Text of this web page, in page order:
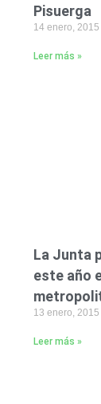
Pisuerga
14 enero, 2015
Leer más »
La Junta
este año
13 enero, 2015
Leer más »